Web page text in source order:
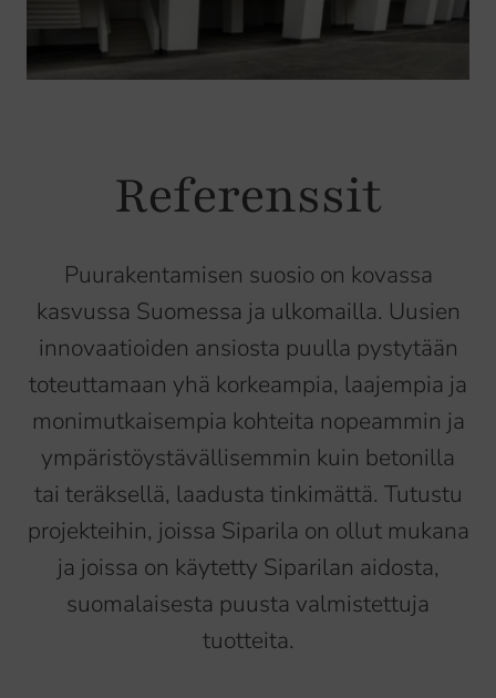
Referenssit
Puurakentamisen suosio on kovassa
kasvussa Suomessa ja ulkomailla. Uusien
innovaatioiden ansiosta puulla pystytään
toteuttamaan yhä korkeampia, laajempia ja
monimutkaisempia kohteita nopeammin ja
ympäristöystävällisemmin kuin betonilla
tai teräksellä, laadusta tinkimättä. Tutustu
projekteihin, joissa Siparila on ollut mukana
ja joissa on käytetty Siparilan aidosta,
suomalaisesta puusta valmistettuja
tuotteita.